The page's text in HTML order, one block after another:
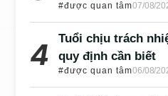
#được quan tâm07/08/
Tuổi chịu trách
quy định cần biết
#được quan tâm06/08/